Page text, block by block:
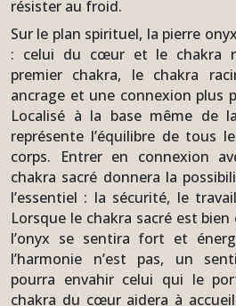
résister au froid.
Sur le plan spirituel, la pierre
: celui du cœur et le chakra
premier chakra, le chakra
ancrage et une connexion plus
Localisé à la base même de
représente l’équilibre de tous
corps. Entrer en connexion
chakra sacré donnera la
l’essentiel : la sécurité, le
Lorsque le chakra sacré est
l’onyx se sentira fort et
l’harmonie n’est pas, un
pourra envahir celui qui le
chakra du cœur aidera à